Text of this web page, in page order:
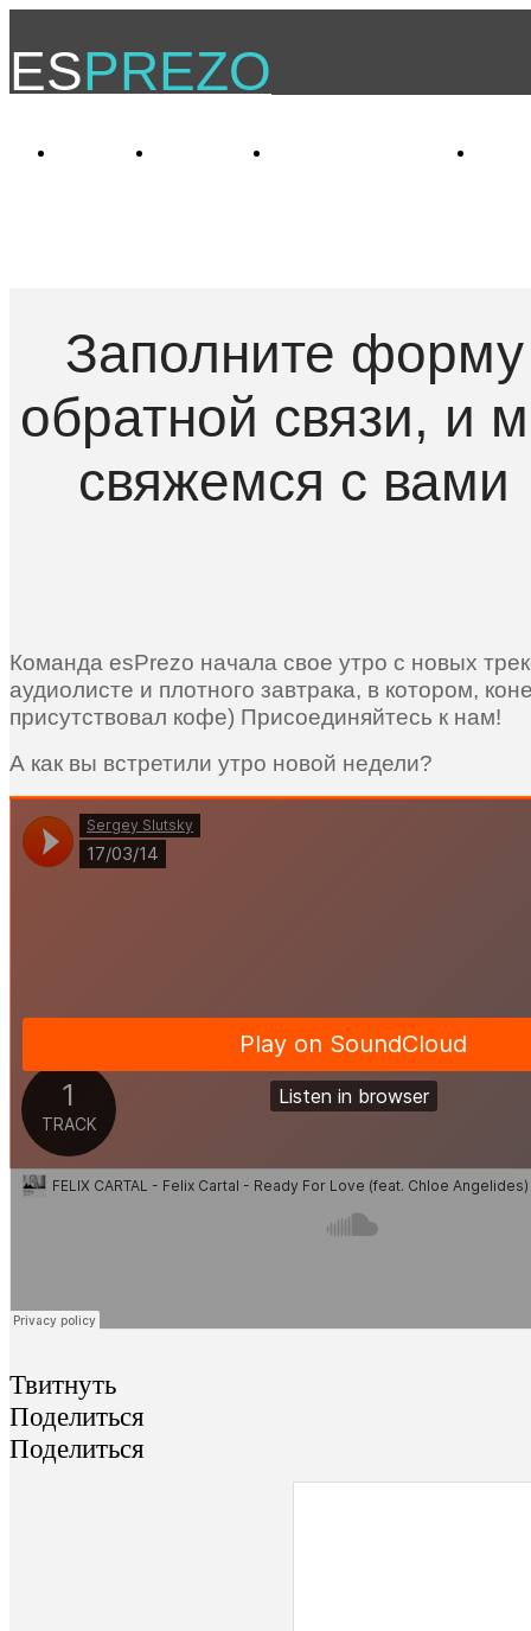
ESPREZO
Команда esPrezo начала свое утро с новых
аудиолисте и плотного завтрака, в котором,
присутствовал кофе) Присоединяйтесь к нам!
А как вы встретили утро новой недели?
Твитнуть
Поделиться
Поделиться
Заполните форму
обратной связи, и
свяжемся с вами